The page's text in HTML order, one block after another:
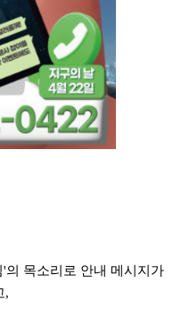
의 목소리로 안내 메시지가
,